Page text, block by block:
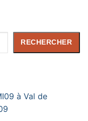
RECHERCHER
à Val de